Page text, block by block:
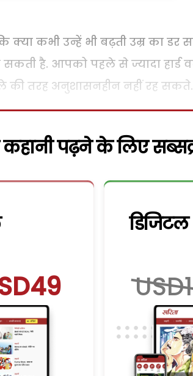
कभी उन्हें भी बढ़ती उम्र का डर
सकती है. आपको पहले से ज्यादा हार्ड
की तरह अनुशासनहीन नहीं रह सकते.
पढ़ने के लिए